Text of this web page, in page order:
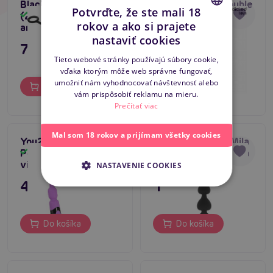
Black and Silver Korg
(23 cm), silikónová
análna retiazka
Skladom
7,80 €
Do košíka
Addicted Toys Double
Anal Massager
Silicone (24 cm),
análny stimulátor
Skladom
15,80 €
Do košíka
You2Toys High
Performance Beads,
vibrátor s korálkami
43,80 €
Do košíka
Black and Silver Mila
(16,2 cm), silikónová
análna retiazka
11,80 €
Do košíka
CZECH
ENGLISH
Potvrďte, že ste mali 18
rokov a ako si prajete
nastaviť cookies
Tieto webové stránky používajú súbory cookie,
vďaka ktorým môže web správne fungovať,
umožniť nám vyhodnocovať návštevnosť alebo
vám prispôsobiť reklamu na mieru.
Prečítať viac
Mal som 18 rokov a prijímam všetky cookies
NASTAVENIE COOKIES